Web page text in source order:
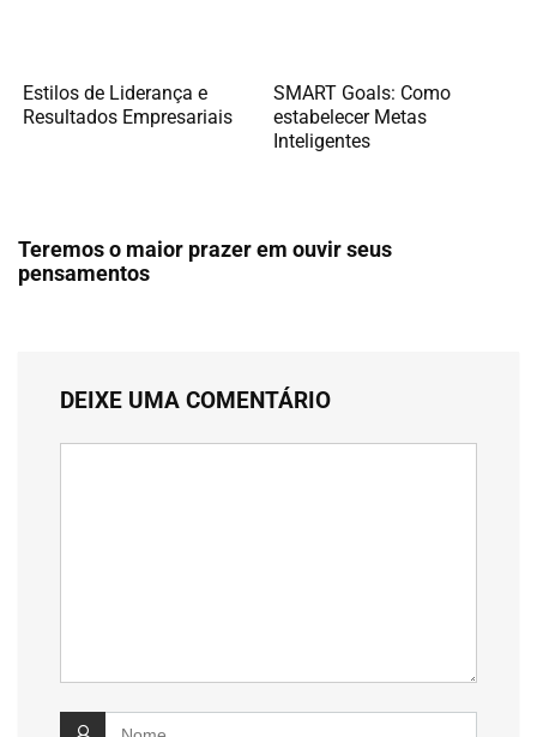
Estilos de Liderança e
Resultados Empresariais
SMART Goals: Como
estabelecer Metas
Inteligentes
Teremos o maior prazer em ouvir seus
pensamentos
DEIXE UMA COMENTÁRIO